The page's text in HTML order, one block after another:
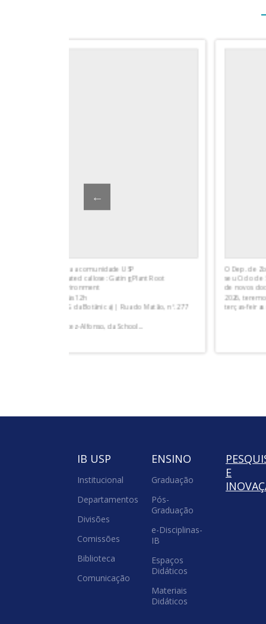
O Dep. de Zoologia do IB USP promove a segunda
seu Ciclo de Seminários, focando na exposição do
de novos docentes e jovens pesquisadores. Nesta
2026, teremos quatro palestras realizadas nas terceiras
terças-feiras de agosto,...
IB USP
Institucional
Departamentos
Divisões
Comissões
Biblioteca
Comunicação
ENSINO
Graduação
Pós-
Graduação
e-Disciplinas-
IB
Espaços
Didáticos
Materiais
Didáticos
E